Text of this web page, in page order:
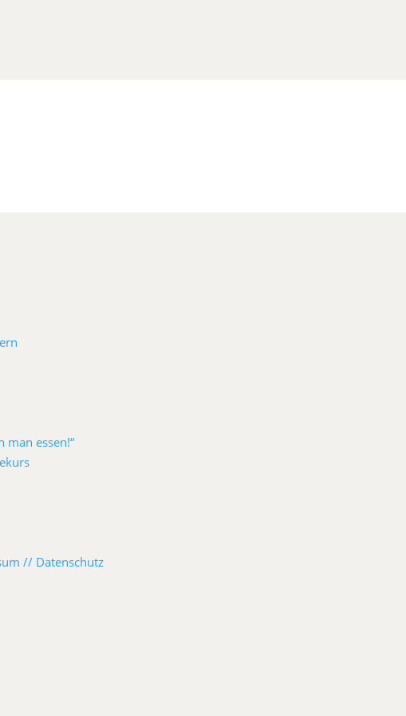
man essen!“
// Datenschutz